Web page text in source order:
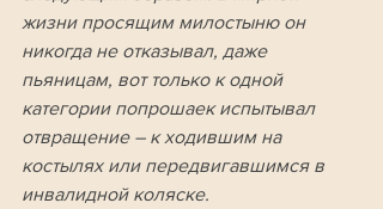
жизни просящим милостыню он
никогда не отказывал, даже
пьяницам, вот только к одной
категории попрошаек испытывал
отвращение – к ходившим на
костылях или передвигавшимся в
инвалидной коляске.